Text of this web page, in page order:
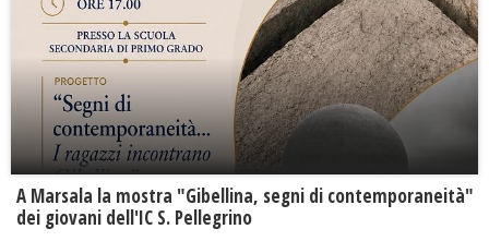
A Marsala la mostra "Gibellina, segni di contemporaneità"
dei giovani dell'IC S. Pellegrino